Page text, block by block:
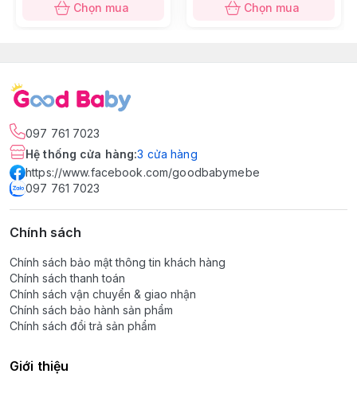
Chọn mua Chọn mua
097 761 7023
Hệ thống cửa hàng:3 cửa hàng
https://www.facebook.com/goodbabymebe
097 761 7023
Chính sách
Chính sách bảo mật thông tin khách hàng
Chính sách thanh toán
Chính sách vận chuyển & giao nhận
Chính sách bảo hành sản phẩm
Chính sách đổi trả sản phẩm
Giới thiệu